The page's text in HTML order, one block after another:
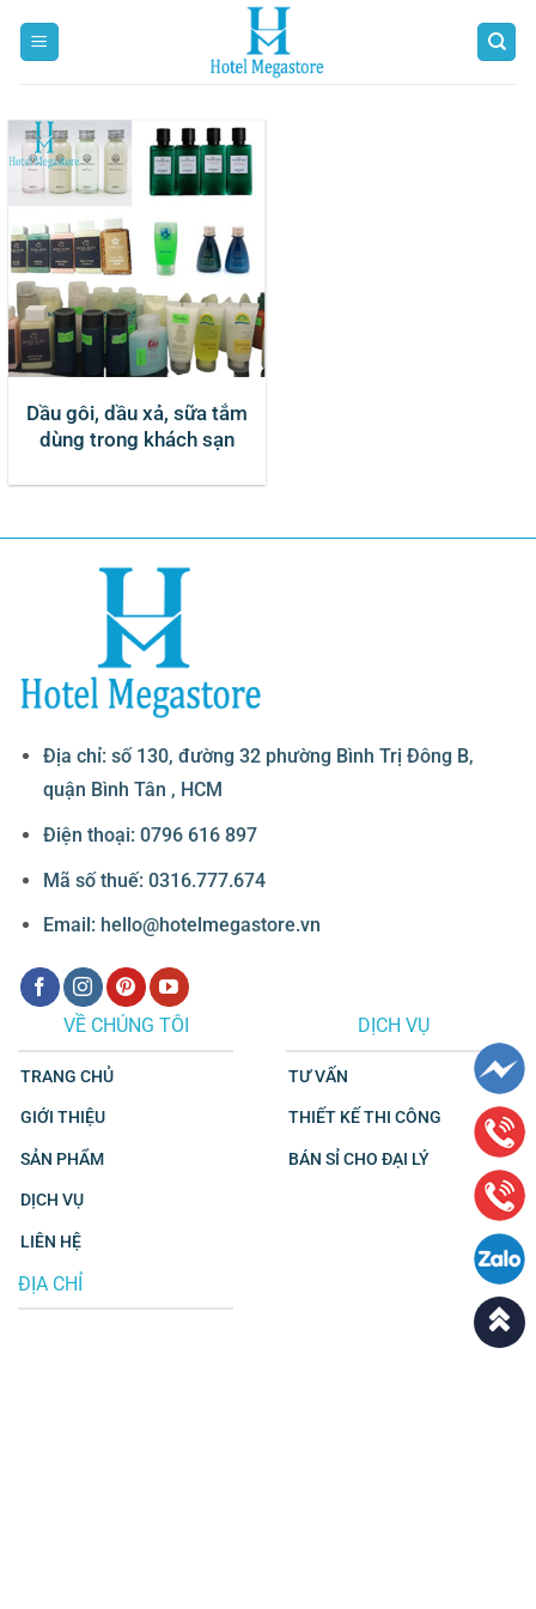
Dầu gôi, dầu xả, sữa tắm
dùng trong khách sạn
Địa chỉ: số 130, đường 32 phường Bình Trị Đông B,
quận Bình Tân , HCM
Điện thoại: 0796 616 897
Mã số thuế: 0316.777.674
Email: hello@hotelmegastore.vn
VỀ CHÚNG TÔI
TRANG CHỦ
GIỚI THIỆU
SẢN PHẨM
DỊCH VỤ
LIÊN HỆ
DỊCH VỤ
TƯ VẤN
THIẾT KẾ THI CÔNG
BÁN SỈ CHO ĐẠI LÝ
ĐỊA CHỈ